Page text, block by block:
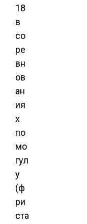
18
в
со
ре
вн
ов
ан
ия
х
по
мо
гул
у
(ф
ри
ста